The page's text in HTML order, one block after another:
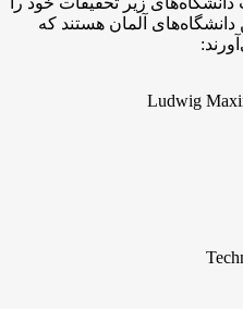
دانشگاه‌های آلمان هستند که
Ludwig